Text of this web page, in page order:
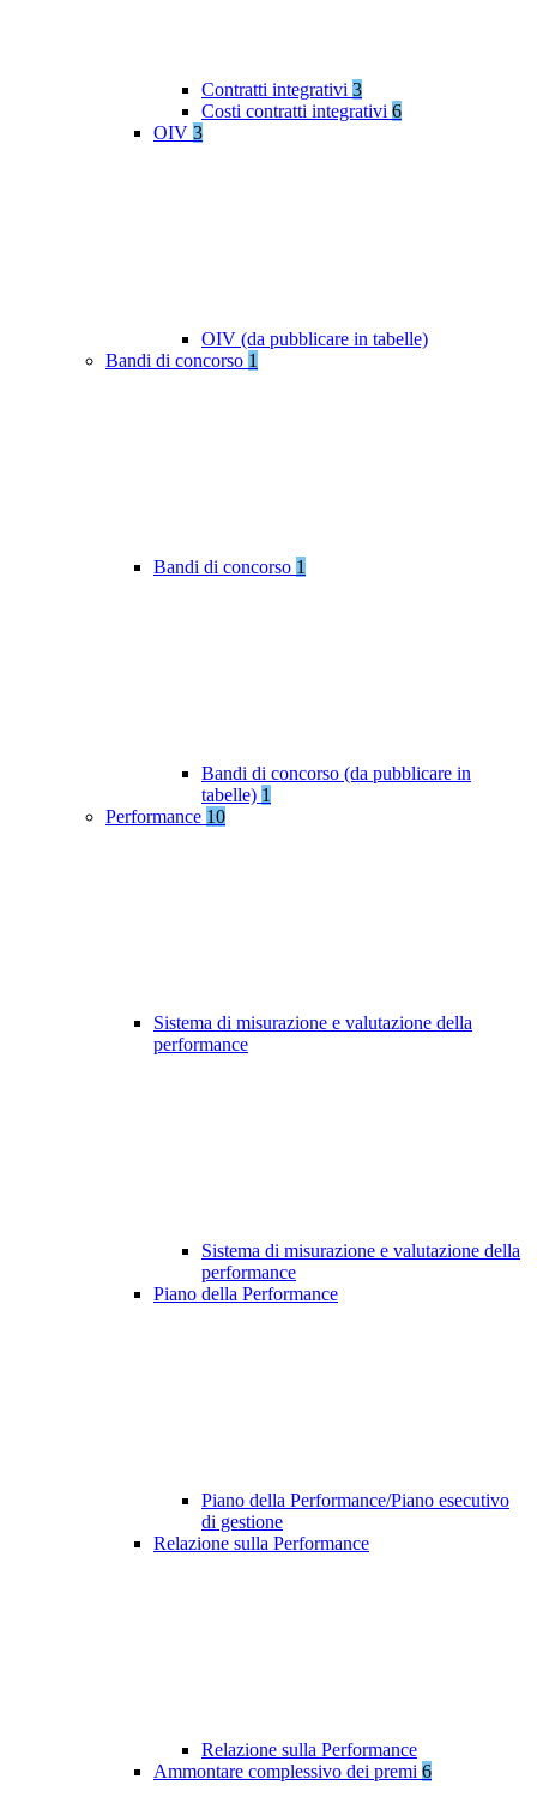
Contratti integrativi 3
Costi contratti integrativi 6
OIV 3
OIV (da pubblicare in tabelle)
Bandi di concorso 1
Bandi di concorso 1
Bandi di concorso (da pubblicare in
tabelle) 1
Performance 10
Sistema di misurazione e valutazione della
performance
Sistema di misurazione e valutazione della
performance
Piano della Performance
Piano della Performance/Piano esecutivo
di gestione
Relazione sulla Performance
Relazione sulla Performance
Ammontare complessivo dei premi 6